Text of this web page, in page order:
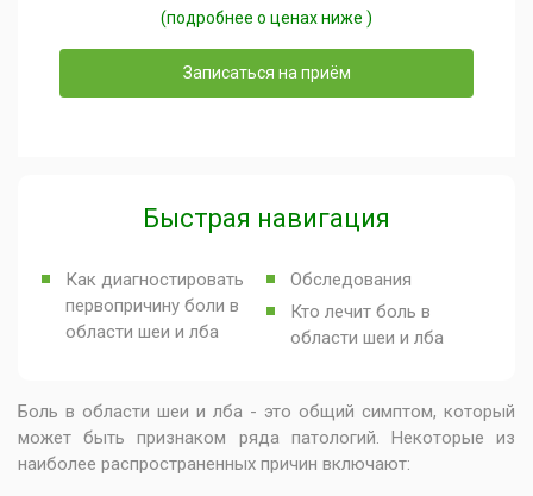
(подробнее о ценах ниже )
Записаться на приём
Быстрая навигация
Как диагностировать
первопричину боли в
области шеи и лба
Обследования
Кто лечит боль в
области шеи и лба
Боль в области шеи и лба - это общий симптом, который
может быть признаком ряда патологий. Некоторые из
наиболее распространенных причин включают: